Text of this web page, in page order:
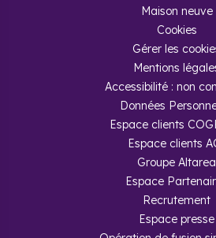
Maison neuve
Cookies
Gérer les
Mentions
Accessibilité : non
Données
Espace clients
Espace clients
Groupe Altarea
Espace
Recrutement
Espace presse